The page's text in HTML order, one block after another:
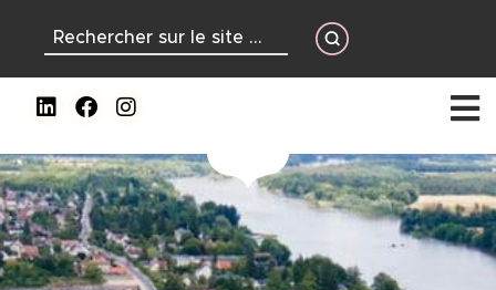
principal